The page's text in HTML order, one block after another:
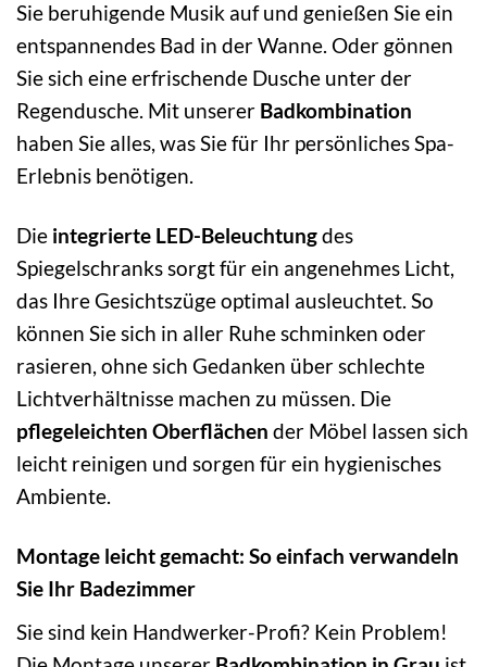
Sie beruhigende Musik auf und genießen Sie ein
entspannendes Bad in der Wanne. Oder gönnen
Sie sich eine erfrischende Dusche unter der
Regendusche. Mit unserer Badkombination
haben Sie alles, was Sie für Ihr persönliches Spa-
Erlebnis benötigen.
Die integrierte LED-Beleuchtungdes
Spiegelschranks sorgt für ein angenehmes Licht,
das Ihre Gesichtszüge optimal ausleuchtet. So
können Sie sich in aller Ruhe schminken oder
rasieren, ohne sich Gedanken über schlechte
Lichtverhältnisse machen zu müssen. Die
pflegeleichten Oberflächen der Möbel lassen sich
leicht reinigen und sorgen für ein hygienisches
Ambiente.
Montage leicht gemacht: So einfach verwandeln
Sie Ihr Badezimmer
Sie sind kein Handwerker-Profi? Kein Problem!